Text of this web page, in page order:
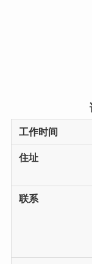
工作时间
住址
联系